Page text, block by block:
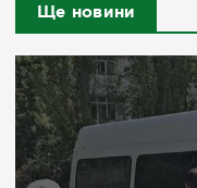
Ще новини